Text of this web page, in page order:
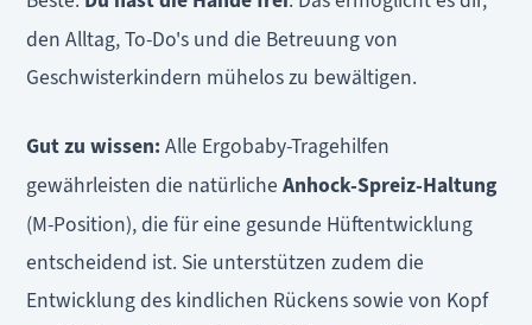
den Alltag, To-Do's und die Betreuung von
Geschwisterkindern mühelos zu bewältigen.
Gut zu wissen: Alle Ergobaby-Tragehilfen
gewährleisten die natürlicheAnhock-Spreiz-Haltung
(M-Position), die für eine gesunde Hüftentwicklung
entscheidend ist. Sie unterstützen zudem die
Entwicklung des kindlichen Rückens sowie von Kopf